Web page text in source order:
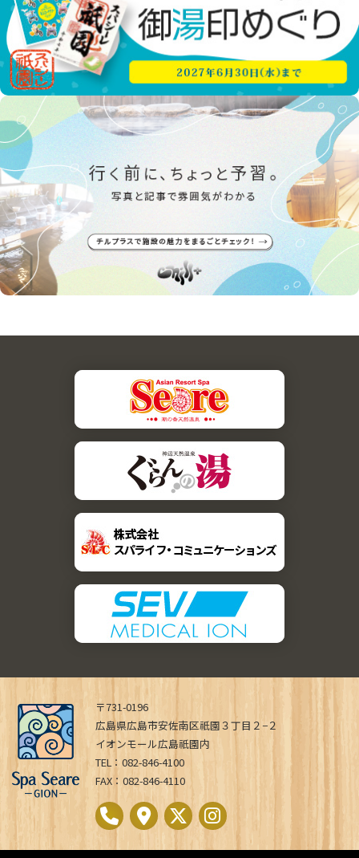
〒731-0196
広島県広島市安佐南区祇園３丁目２−２
イオンモール広島祇園内
TEL：082-846-4100
FAX：082-846-4110